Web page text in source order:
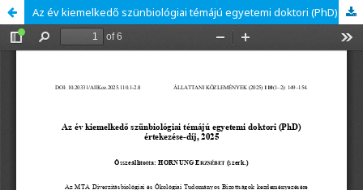
Az év kiemelkedő szünbiológiai témájú egyetemi doktori (PhD) értekezése-díj, 2025